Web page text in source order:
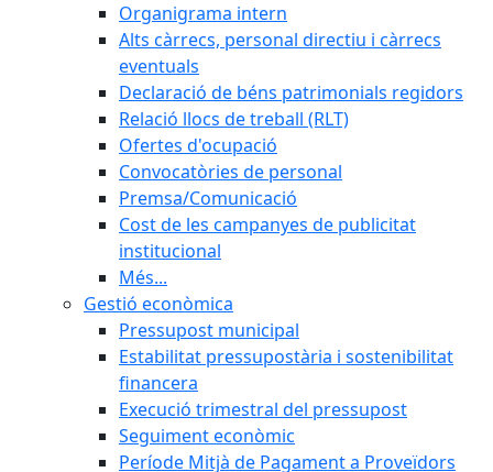
Organigrama intern
Alts càrrecs, personal directiu i càrrecs
eventuals
Declaració de béns patrimonials regidors
Relació llocs de treball (RLT)
Ofertes d'ocupació
Convocatòries de personal
Premsa/Comunicació
Cost de les campanyes de publicitat
institucional
Més...
Gestió econòmica
Pressupost municipal
Estabilitat pressupostària i sostenibilitat
financera
Execució trimestral del pressupost
Seguiment econòmic
Període Mitjà de Pagament a Proveïdors